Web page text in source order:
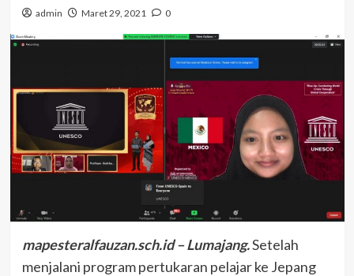
admin Maret 29, 2021 0
mapesteralfauzan.sch.id – Lumajang.Setelah
menjalani program pertukaran pelajar ke Jepang